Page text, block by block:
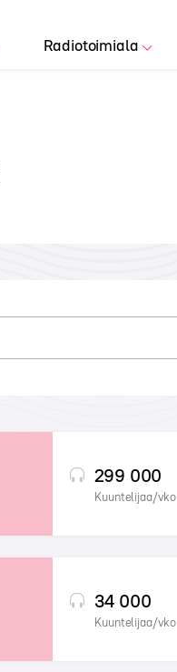
Radiotoimiala
299 000
Kuuntelijaa/vko
34 000
Kuuntelijaa/vko